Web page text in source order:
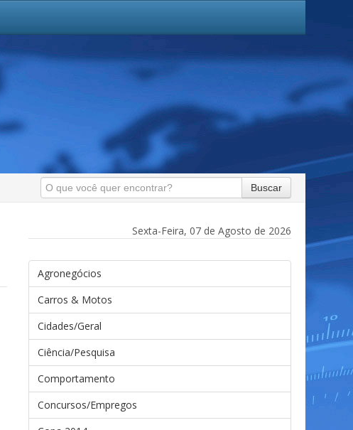
Buscar
Sexta-Feira, 07 de Agosto de 2026
Agronegócios
Carros & Motos
Cidades/Geral
Ciência/Pesquisa
Comportamento
Concursos/Empregos